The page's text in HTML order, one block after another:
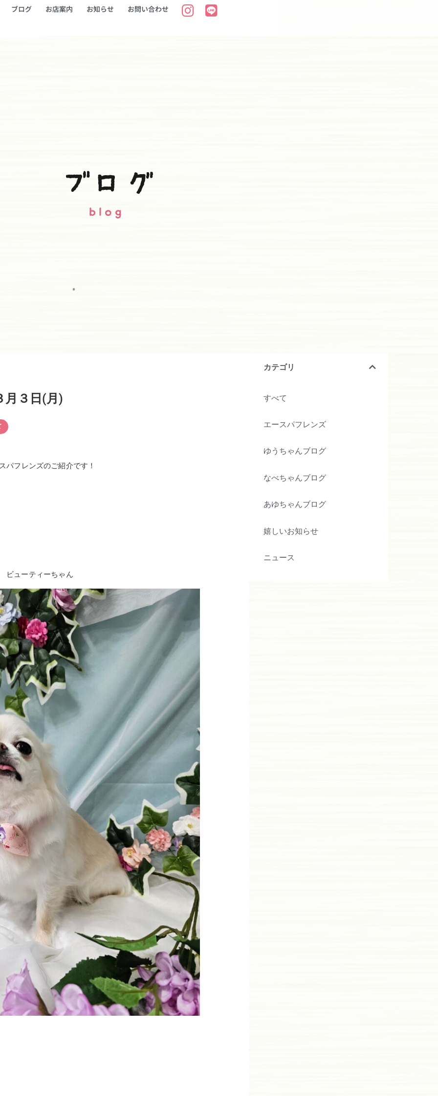
ブログ お店案内 お知らせ お問い合わせ
３日(月)
パフレンズのご紹介です！
ビューティーちゃん
カテゴリ
すべて
エースパフレンズ
ゆうちゃんブログ
なべちゃんブログ
あゆちゃんブログ
嬉しいお知らせ
ニュース